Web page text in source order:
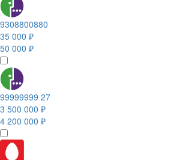
9308800880
35 000 ₽
50 000 ₽
99999999 27
3 500 000 ₽
4 200 000 ₽